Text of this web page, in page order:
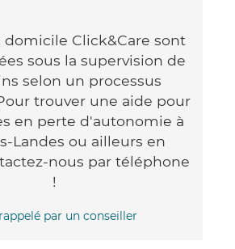
domicile Click&Care sont
sous la supervision de
selon un processus
trouver une aide pour
en perte d'autonomie à
Landes ou ailleurs en
nous par téléphone
!
par un conseiller